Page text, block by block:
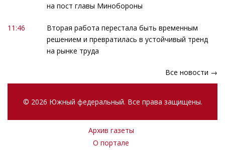
на пост главы Минобороны
11:46
Вторая работа перестала быть временным
решением и превратилась в устойчивый тренд
на рынке труда
Все новости →
© 2026 Южный федеральный. Все права защищены.
Архив газеты
О портале